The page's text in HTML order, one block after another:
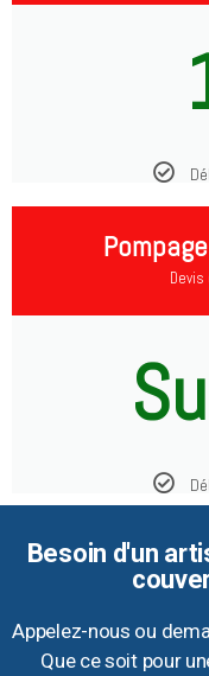
Besoin d'un
Appelez-nous ou
Que ce soit pour